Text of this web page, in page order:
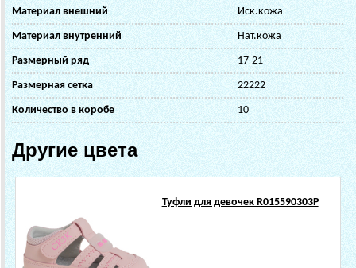
Материал внешний Иск.кожа
Материал внутренний Нат.кожа
Размерный ряд 17-21
Размерная сетка 22222
Количество в коробе 10
Другие цвета
Туфли для девочек R015590303P